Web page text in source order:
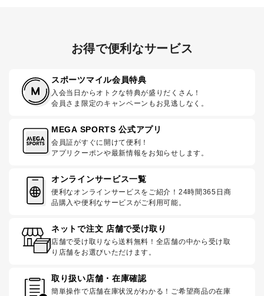
お得で便利なサービス
スポーツマイル会員特典
入会当日からオトクな特典が盛りだくさん！
会員さま限定のキャンペーンもお見逃しなく。
MEGA SPORTS 公式アプリ
会員証がすぐに開けて便利！
アプリクーポンや最新情報をお知らせします。
オンラインサービス一覧
便利なオンラインサービスをご紹介！24時間365日商
品購入や便利なサービスがご利用可能。
ネットで注文 店舗で受け取り
店舗で受け取りなら送料無料！全店舗の中から受け取
り店舗をお選びいただけます。
取り扱い店舗・在庫確認
簡単操作で店舗在庫状況がわかる！ご希望商品の在庫